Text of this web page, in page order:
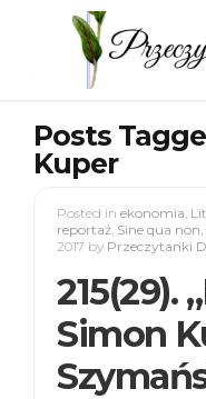
Posts
Kuper
Posted in ekonomia,
reportaż, Sine qua non,
2017 by Przeczytanki
215(29).
Simon